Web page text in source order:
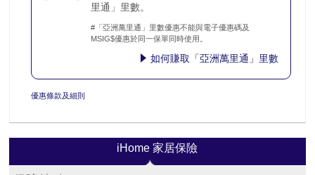
里通」里數。
#「亞洲萬里通」里數優惠不能與電子優惠碼及
MSIG$優惠於同一保單同時使用。
如何賺取「亞洲萬里通」里數
優惠條款及細則
iHome 家居保險